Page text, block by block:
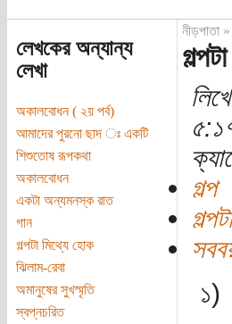
লেখকের অন্যান্য
লেখা
অকালবোধন ( ২য় পর্ব)
আমাদের পুরনো ছাদ ঃ একটি
শিশুতোষ রূপকথা
অকালবোধন
একটা অন্যমনস্ক রাত
গান
গল্পটা মিথ্যে হোক
ঝিলাম-রেবা
অমানুষের সুখস্মৃতি
স্বপ্নচরিত
নীড়পাতা
গল্প
১)